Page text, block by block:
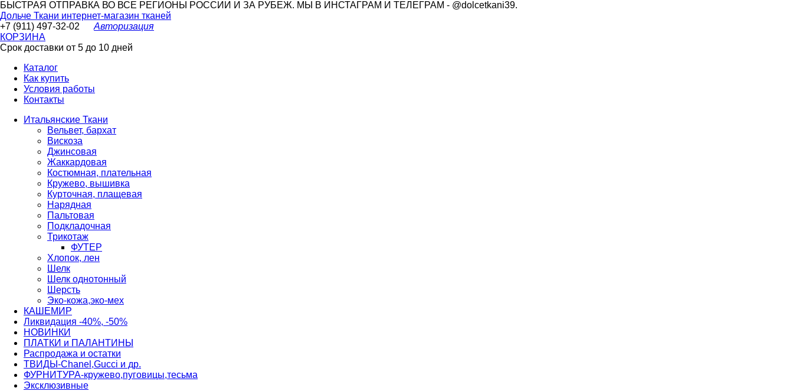
БЫСТРАЯ ОТПРАВКА ВО ВСЕ РЕГИОНЫ РОССИИ И ЗА РУБЕЖ. МЫ В ИНСТАГРАМ И ТЕЛЕГРАМ - @dolcetkani39.
Дольче Ткани интернет-магазин тканей
+7 (911) 497-32-02
Авторизация
КОРЗИНА
Срок доставки от 5 до 10 дней
Каталог
Как купить
Условия работы
Контакты
Итальянские Ткани
Вельвет, бархат
Вискоза
Джинсовая
Жаккардовая
Костюмная, плательная
Кружево, вышивка
Курточная, плащевая
Нарядная
Пальтовая
Подкладочная
Трикотаж
ФУТЕР
Хлопок, лен
Шелк
Шелк однотонный
Шерсть
Эко-кожа,эко-мех
КАШЕМИР
Ликвидация -40%, -50%
НОВИНКИ
ПЛАТКИ и ПАЛАНТИНЫ
Распродажа и остатки
ТВИДЫ-Сhanel,Gucci и др.
ФУРНИТУРА-кружево,пуговицы,тесьма
Эксклюзивные